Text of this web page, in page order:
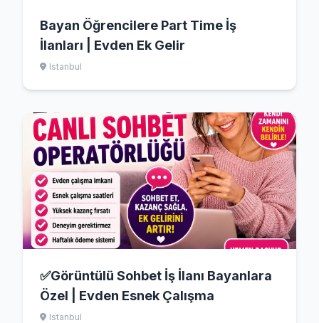
Bayan Öğrencilere Part Time İş
İlanları | Evden Ek Gelir
Istanbul
✅Görüntülü Sohbet İş İlanı Bayanlara
Özel | Evden Esnek Çalışma
Istanbul